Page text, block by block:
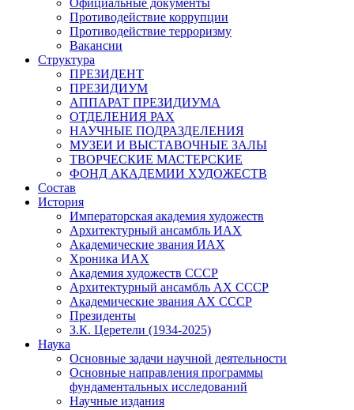
Противодействие коррупции
Противодействие терроризму
Вакансии
Структура
ПРЕЗИДЕНТ
ПРЕЗИДИУМ
АППАРАТ ПРЕЗИДИУМА
ОТДЕЛЕНИЯ РАХ
НАУЧНЫЕ ПОДРАЗДЕЛЕНИЯ
МУЗЕИ И ВЫСТАВОЧНЫЕ ЗАЛЫ
ТВОРЧЕСКИЕ МАСТЕРСКИЕ
ФОНД АКАДЕМИИ ХУДОЖЕСТВ
Состав
История
Императорская академия художеств
Архитектурный ансамбль ИАХ
Академические звания ИАХ
Хроника ИАХ
Академия художеств СССР
Архитектурный ансамбль АХ СССР
Академические звания АХ СССР
Президенты
З.К. Церетели (1934-2025)
Наука
Основные задачи научной деятельности
Основные направления программы
фундаментальных исследований
Научные издания